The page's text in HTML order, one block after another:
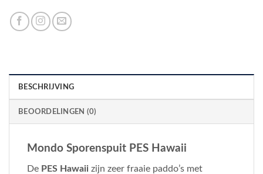
BESCHRIJVING
BEOORDELINGEN (0)
Mondo Sporenspuit PES Hawaii
De PES Hawaii zijn zeer fraaie paddo’s met